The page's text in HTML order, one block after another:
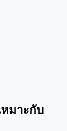
หมาะกับ